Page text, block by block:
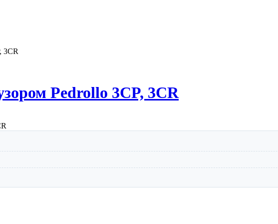
3CR
Pedrollo 3CP, 3CR